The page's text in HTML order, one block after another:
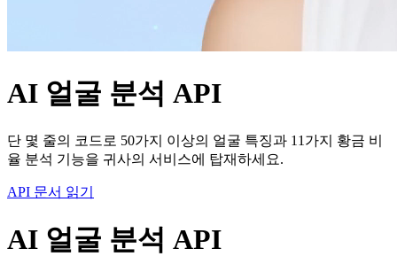
AI 얼굴 분석 API
단 몇 줄의 코드로 50가지 이상의 얼굴 특징과 11가지 황금 비
율 분석 기능을 귀사의 서비스에 탑재하세요.
API 문서 읽기
AI 얼굴 분석 API